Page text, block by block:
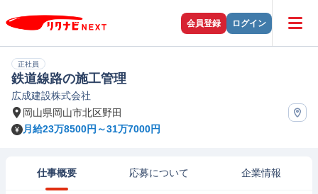
会員登録 ログイン
正社員
鉄道線路の施工管理
広成建設株式会社
岡山県岡山市北区野田
月給23万8500円～31万7000円
仕事概要 応募について 企業情報